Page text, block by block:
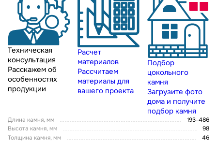
Техническая
консультация
Расскажем об
особенностях
продукции
Расчет
материалов
Рассчитаем
материалы для
вашего проекта
Подбор
цокольного
камня
Загрузите фото
дома и получите
подбор камня
Длина камня, мм
193-486
Высота камня, мм
98
Толщина камня, мм
46